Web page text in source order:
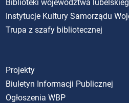
Biblioteki województwa
Instytucje Kultury Samorządu
Trupa z szafy bibliotecznej
Projekty
Biuletyn Informacji Publicznej
Ogłoszenia WBP